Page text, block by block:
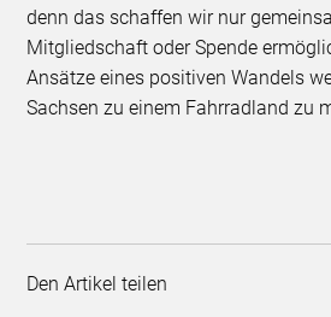
denn das schaffen wir nur
Mitgliedschaft oder Spende
Ansätze eines positiven Wandels
Sachsen zu einem Fahrradland zu
Den Artikel teilen